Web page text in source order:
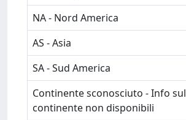
NA - Nord America
AS - Asia
SA - Sud America
Continente sconosciuto - Info sul
continente non disponibili